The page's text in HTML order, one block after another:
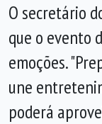
O secretário
que o evento
emoções.
une
poderá